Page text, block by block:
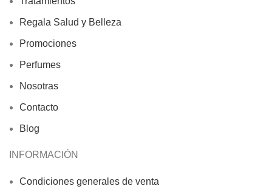
Regala Salud y Belleza
Promociones
Perfumes
Nosotras
Contacto
Blog
INFORMACIÓN
Condiciones generales de venta